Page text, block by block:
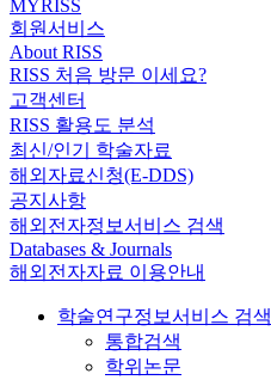
MYRISS
회원서비스
About RISS
RISS 처음 방문 이세요?
고객센터
RISS 활용도 분석
최신/인기 학술자료
해외자료신청(E-DDS)
공지사항
해외전자정보서비스 검색
Databases & Journals
해외전자자료 이용안내
학술연구정보서비스 검색
통합검색
학위논문